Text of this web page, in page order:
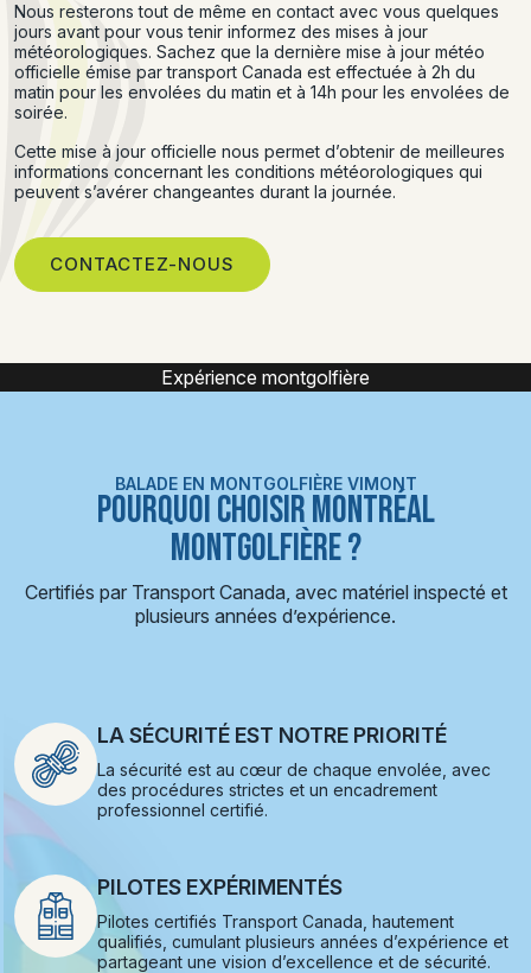
Nous resterons tout de même en contact avec vous quelques
jours avant pour vous tenir informez des mises à jour
météorologiques. Sachez que la dernière mise à jour météo
officielle émise par transport Canada est effectuée à 2h du
matin pour les envolées du matin et à 14h pour les envolées de
soirée.
Cette mise à jour officielle nous permet d’obtenir de meilleures
informations concernant les conditions météorologiques qui
peuvent s’avérer changeantes durant la journée.
CONTACTEZ-NOUS
Montgolfière
BALADE EN MONTGOLFIÈRE VIMONT
POURQUOI CHOISIR MONTRÉAL
MONTGOLFIÈRE ?
Certifiés par Transport Canada, avec matériel inspecté et
plusieurs années d’expérience.
LA SÉCURITÉ EST NOTRE PRIORITÉ
La sécurité est au cœur de chaque envolée, avec
des procédures strictes et un encadrement
professionnel certifié.
PILOTES EXPÉRIMENTÉS
Pilotes certifiés Transport Canada, hautement
qualifiés, cumulant plusieurs années d’expérience et
partageant une vision d’excellence et de sécurité.